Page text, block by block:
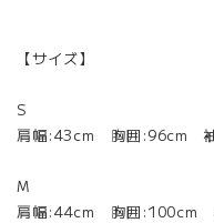
【サイズ】
S
肩幅:43cm 胸囲:96cm
M
肩幅:44cm 胸囲:100cm